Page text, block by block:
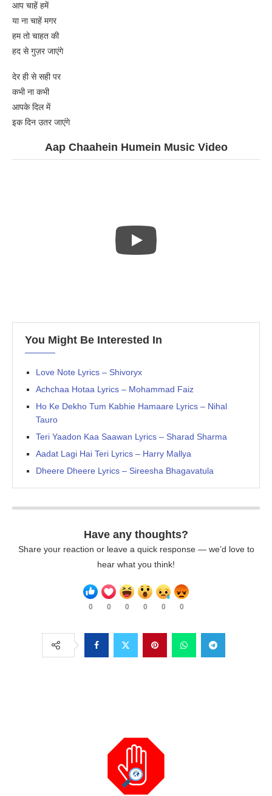
आप चाहें हमें
या ना चाहें मगर
हम तो चाहत की
हद से गुज़र जाएंगे
देर ही से सही पर
कभी ना कभी
आपके दिल में
इक दिन उतर जाएंगे
Aap Chaahein Humein Music Video
You Might Be Interested In
Love Note Lyrics – Shivoryx
Achchaa Hotaa Lyrics – Mohammad Faiz
Ho Ke Dekho Tum Kabhie Hamaare Lyrics – Nihal
Tauro
Teri Yaadon Kaa Saawan Lyrics – Sharad Sharma
Aadat Lagi Hai Teri Lyrics – Harry Mallya
Dheere Dheere Lyrics – Sireesha Bhagavatula
Have any thoughts?
Share your reaction or leave a quick response — we’d love to
hear what you think!
0 0 0 0 0 0